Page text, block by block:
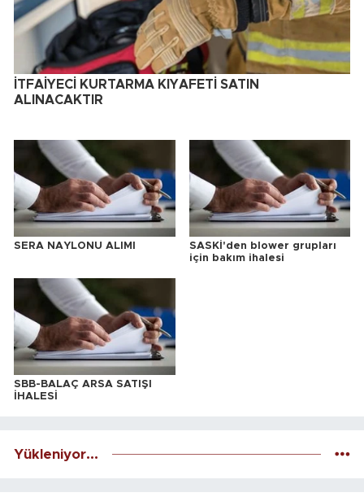
İTFAİYECİ KURTARMA KIYAFETİ SATIN
ALINACAKTIR
SERA NAYLONU ALIMI
SASKİ'den blower grupları
için bakım ihalesi
SBB-BALAÇ ARSA SATIŞI
İHALESİ
Yükleniyor...